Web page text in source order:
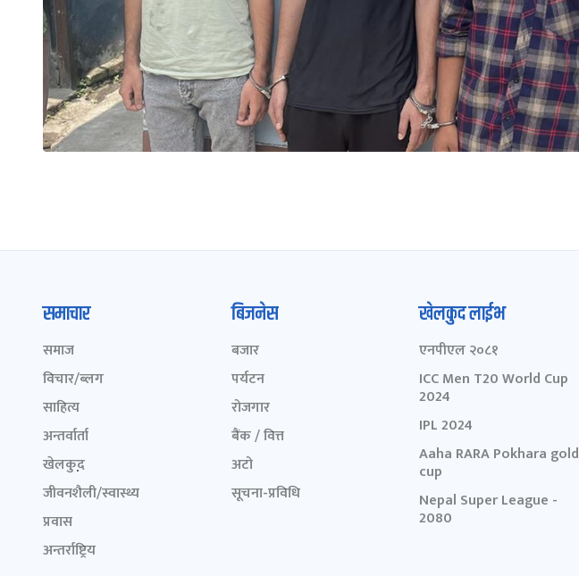
समाचार
समाज
विचार/ब्लग
साहित्य
अन्तर्वार्ता
खेलकुद़़
जीवनशैली/स्वास्थ्य
प्रवास
अन्तर्राष्ट्रिय
बिजनेस
बजार
पर्यटन
रोजगार
बैंक / वित्त
अटो
सूचना-प्रविधि
खेलकुद लाईभ
एनपीएल २०८१
ICC Men T20 World Cup
2024
IPL 2024
Aaha RARA Pokhara gold
cup
Nepal Super League -
2080